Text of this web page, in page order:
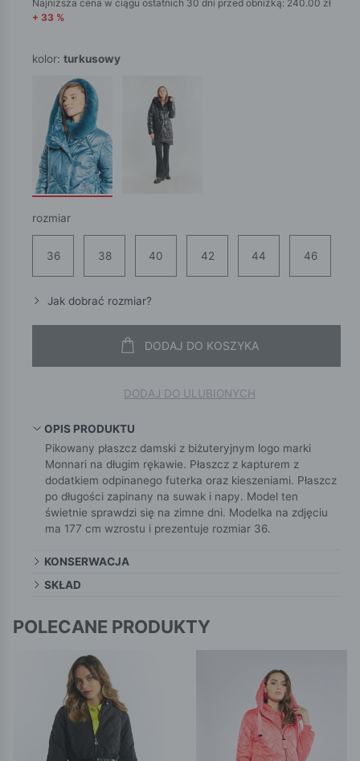
Najniższa cena w ciągu ostatnich 30 dni przed obniżką: 240.00 zł
+ 33 %
kolor: turkusowy
rozmiar
36 38 40 42 44 46
Jak dobrać rozmiar?
DODAJ DO KOSZYKA
DODAJ DO ULUBIONYCH
OPIS PRODUKTU
Pikowany płaszcz damski z biżuteryjnym logo marki
Monnari na długim rękawie. Płaszcz z kapturem z
dodatkiem odpinanego futerka oraz kieszeniami. Płaszcz
po długości zapinany na suwak i napy. Model ten
świetnie sprawdzi się na zimne dni. Modelka na zdjęciu
ma 177 cm wzrostu i prezentuje rozmiar 36.
KONSERWACJA
SKŁAD
POLECANE PRODUKTY